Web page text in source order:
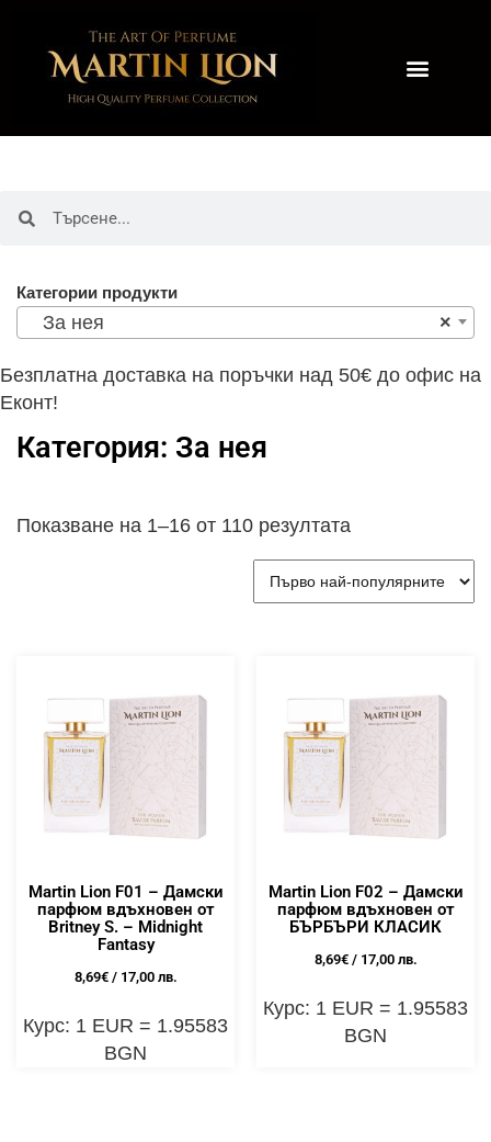
Категории продукти
×
За нея
Безплатна доставка на поръчки над 50€ до офис на
Еконт!
Категория: За нея
Показване на 1–16 от 110 резултата
Martin Lion F01 – Дамски
парфюм вдъхновен от
Britney S. – Midnight
Fantasy
8,69€/ 17,00 лв.
Курс: 1 EUR = 1.95583
BGN
Martin Lion F02 – Дамски
парфюм вдъхновен от
БЪРБЪРИ КЛАСИК
8,69€/ 17,00 лв.
Курс: 1 EUR = 1.95583
BGN